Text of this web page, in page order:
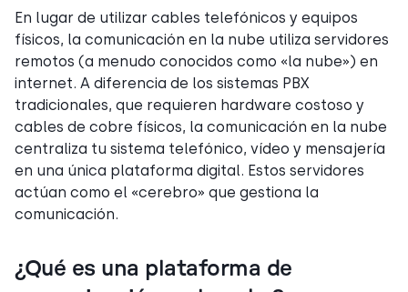
En lugar de utilizar cables telefónicos y equipos
físicos, la comunicación en la nube utiliza servidores
remotos (a menudo conocidos como «la nube») en
internet. A diferencia de los sistemas PBX
tradicionales, que requieren hardware costoso y
cables de cobre físicos, la comunicación en la nube
centraliza tu sistema telefónico, vídeo y mensajería
en una única plataforma digital. Estos servidores
actúan como el «cerebro» que gestiona la
comunicación.
¿Qué es una plataforma de